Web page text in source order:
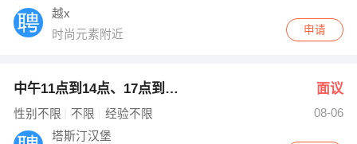
越x
时尚元素附近
申请
中午11点到14点、17点到2点 面议
性别不限 不限 经验不限
08-06
塔斯汀汉堡